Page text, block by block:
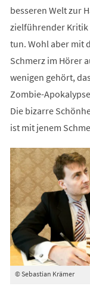
besseren Welt zur
zielführender Kritik
tun. Wohl aber mit
Schmerz im Hörer
wenigen gehört,
Zombie-
Die bizarre
ist mit jenem
© Sebastian Krämer